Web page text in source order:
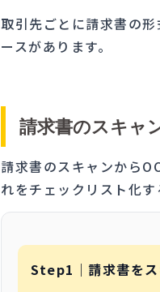
取引先ごとに請求書の
ースがあります。
請求書のスキャ
請求書のスキャンから
れをチェックリスト化す
Step1｜請求書をス